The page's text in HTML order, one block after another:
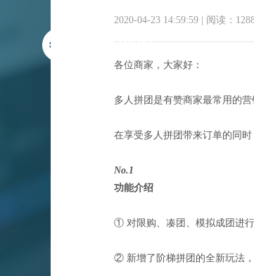
2020-04-23 14:59:59 阅读：
各位商家，大家好：
多人拼团是有赞商家最常用的
在享受多人拼团带来订单的同
No.1
功能介绍
① 对限购、凑团、模拟成团进
② 新增了阶梯拼团的全新玩法